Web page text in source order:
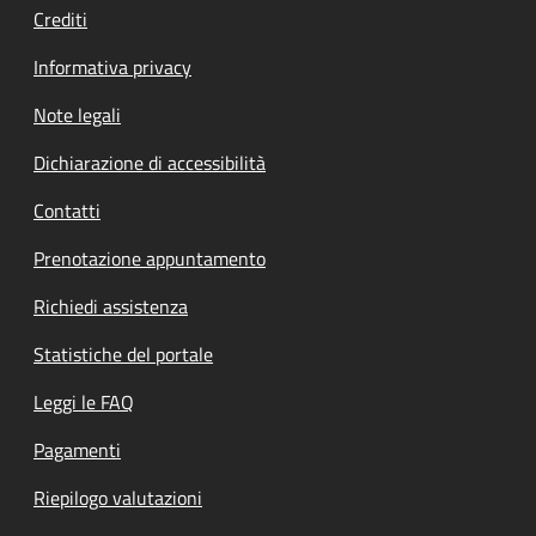
Crediti
Informativa privacy
Note legali
Dichiarazione di accessibilità
Contatti
Prenotazione appuntamento
Richiedi assistenza
Statistiche del portale
Leggi le FAQ
Pagamenti
Riepilogo valutazioni